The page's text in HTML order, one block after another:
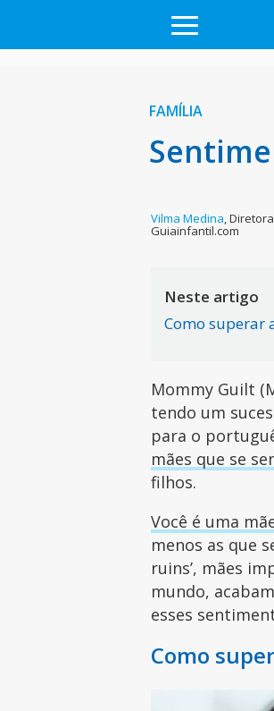
FAMÍLIA
Vilma Medina,
Guiainfantil.com
Neste artigo
Como superar
Mommy Guilt
tendo um
para o
mães que se
filhos.
Você é uma
menos as que
ruins’, mães
mundo,
esses
Como